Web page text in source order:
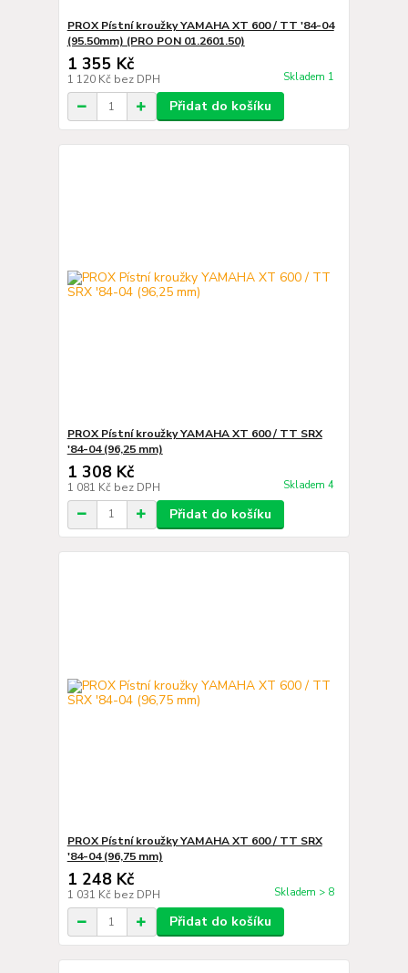
PROX Pístní kroužky YAMAHA XT 600 / TT '84-04
(95.50mm) (PRO PON 01.2601.50)
1 355 Kč
1 120 Kč bez DPH Skladem 1
Přidat do košíku
PROX Pístní kroužky YAMAHA XT 600 / TT SRX
'84-04 (96,25 mm)
1 308 Kč
1 081 Kč bez DPH Skladem 4
Přidat do košíku
PROX Pístní kroužky YAMAHA XT 600 / TT SRX
'84-04 (96,75 mm)
1 248 Kč
1 031 Kč bez DPH Skladem > 8
Přidat do košíku